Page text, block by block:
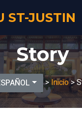
ST-JUSTIN
Story
>Inicio>